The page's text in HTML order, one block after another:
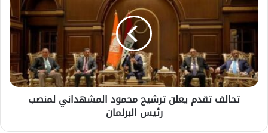
تحالف تقدم يعلن ترشيح محمود المشهداني لمنصب
رئيس البرلمان